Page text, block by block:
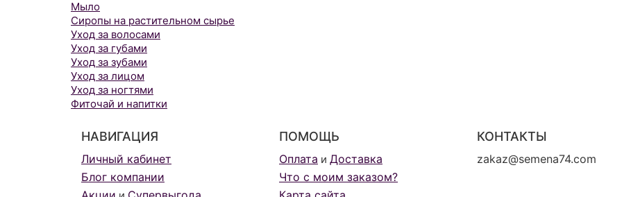
Мыло
Сиропы на растительном сырье
Уход за волосами
Уход за губами
Уход за зубами
Уход за лицом
Уход за ногтями
Фиточай и напитки
НАВИГАЦИЯ
Личный кабинет
Блог компании
ПОМОЩЬ
Оплата и Доставка
Что с моим заказом?
КОНТАКТЫ
zakaz@semena74.com